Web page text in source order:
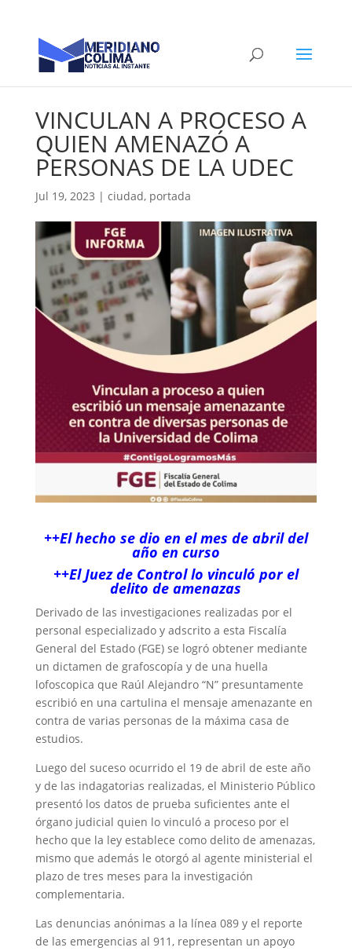
VINCULAN A PROCESO A
QUIEN AMENAZÓ A
PERSONAS DE LA UDEC
Jul 19, 2023 | ciudad, portada
++El hecho se dio en el mes de abril del
año en curso
++El Juez de Control lo vinculó por el
delito de amenazas
Derivado de las investigaciones realizadas por el
personal especializado y adscrito a esta Fiscalía
General del Estado (FGE) se logró obtener mediante
un dictamen de grafoscopía y de una huella
lofoscopica que Raúl Alejandro “N” presuntamente
escribió en una cartulina el mensaje amenazante en
contra de varias personas de la máxima casa de
estudios.
Luego del suceso ocurrido el 19 de abril de este año
y de las indagatorias realizadas, el Ministerio Público
presentó los datos de prueba suficientes ante el
órgano judicial quien lo vinculó a proceso por el
hecho que la ley establece como delito de amenazas,
mismo que además le otorgó al agente ministerial el
plazo de tres meses para la investigación
complementaria.
Las denuncias anónimas a la línea 089 y el reporte
de las emergencias al 911, representan un apoyo